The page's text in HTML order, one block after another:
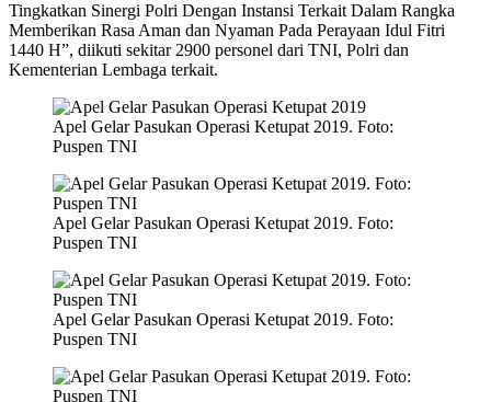
Tingkatkan Sinergi Polri Dengan Instansi Terkait Dalam Rangka
Memberikan Rasa Aman dan Nyaman Pada Perayaan Idul Fitri
1440 H”, diikuti sekitar 2900 personel dari TNI, Polri dan
Kementerian Lembaga terkait.
Apel Gelar Pasukan Operasi Ketupat 2019. Foto:
Puspen TNI
Apel Gelar Pasukan Operasi Ketupat 2019. Foto:
Puspen TNI
Apel Gelar Pasukan Operasi Ketupat 2019. Foto:
Puspen TNI